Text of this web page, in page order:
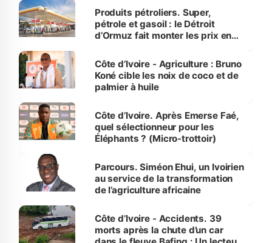
menacées
Produits pétroliers. Super,
pétrole et gasoil : le Détroit
d’Ormuz fait monter les prix en
Côte d’Ivoire - Agriculture : Bruno
Koné cible les noix de coco et de
palmier à huile
Côte d’Ivoire. Après Emerse Faé,
quel sélectionneur pour les
Éléphants ? (Micro-trottoir)
Parcours. Siméon Ehui, un Ivoirien
au service de la transformation
de l’agriculture africaine
Côte d’Ivoire - Accidents. 39
morts après la chute d’un car